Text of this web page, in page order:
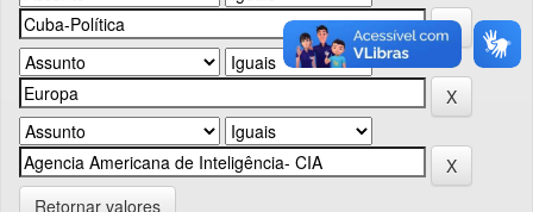
Retornar valores